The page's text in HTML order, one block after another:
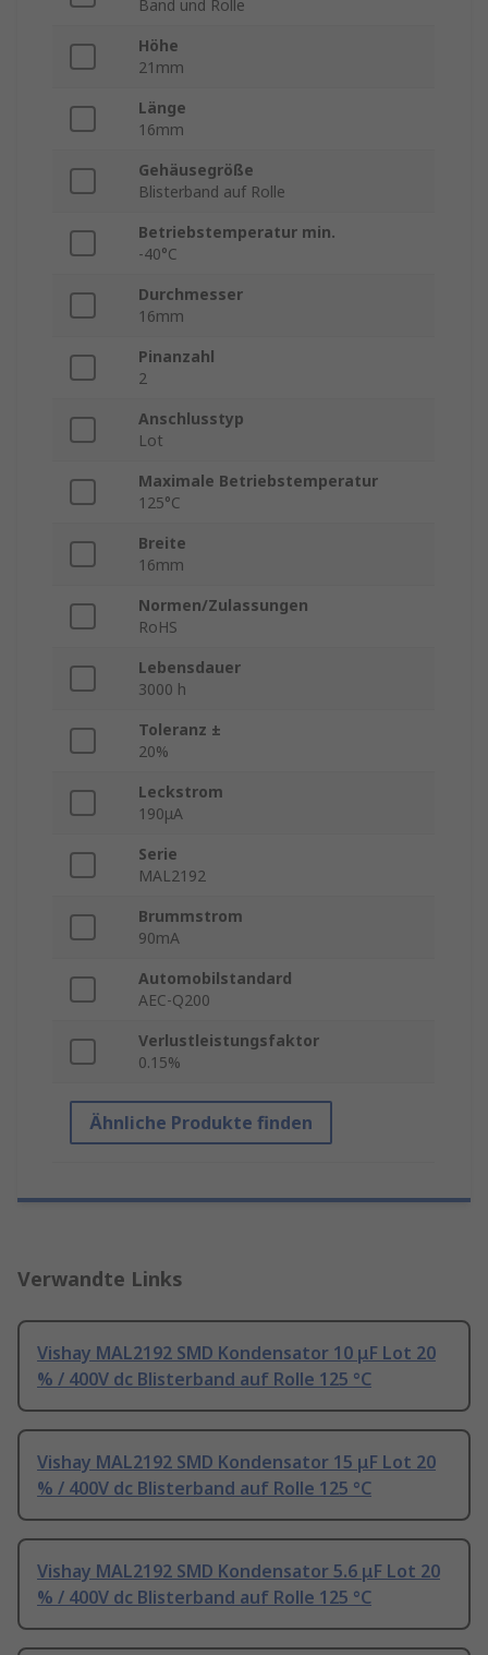
Band und Rolle
Höhe
21mm
Länge
16mm
Gehäusegröße
Blisterband auf Rolle
Betriebstemperatur min.
-40°C
Durchmesser
16mm
Pinanzahl
2
Anschlusstyp
Lot
Maximale Betriebstemperatur
125°C
Breite
16mm
Normen/Zulassungen
RoHS
Lebensdauer
3000 h
Toleranz ±
20%
Leckstrom
190μA
Serie
MAL2192
Brummstrom
90mA
Automobilstandard
AEC-Q200
Verlustleistungsfaktor
0.15%
Ähnliche Produkte finden
Verwandte Links
Vishay MAL2192 SMD Kondensator 10 μF Lot 20
% / 400V dc Blisterband auf Rolle 125 °C
Vishay MAL2192 SMD Kondensator 15 μF Lot 20
% / 400V dc Blisterband auf Rolle 125 °C
Vishay MAL2192 SMD Kondensator 5.6 μF Lot 20
% / 400V dc Blisterband auf Rolle 125 °C